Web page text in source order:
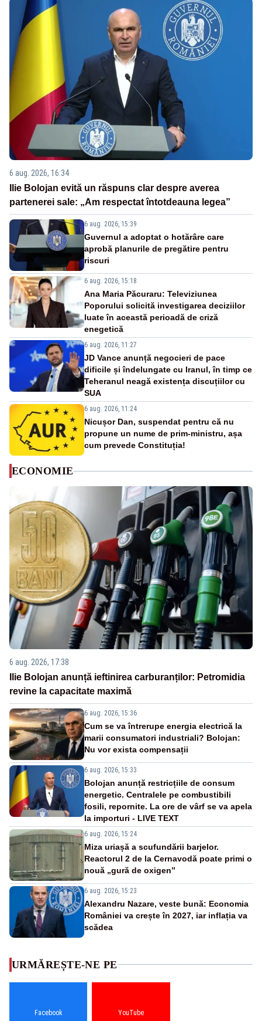
6 aug. 2026, 16:34
Ilie Bolojan evită un răspuns clar despre averea
partenerei sale: „Am respectat întotdeauna legea”
6 aug. 2026, 15:39
Guvernul a adoptat o hotărâre care
aprobă planurile de pregătire pentru
riscuri
6 aug. 2026, 15:18
Ana Maria Păcuraru: Televiziunea
Poporului solicită investigarea deciziilor
luate în această perioadă de criză
enegetică
6 aug. 2026, 11:27
JD Vance anunță negocieri de pace
dificile și îndelungate cu Iranul, în timp ce
Teheranul neagă existența discuțiilor cu
SUA
6 aug. 2026, 11:24
Nicușor Dan, suspendat pentru că nu
propune un nume de prim-ministru, așa
cum prevede Constituția!
ECONOMIE
6 aug. 2026, 17:38
Ilie Bolojan anunță ieftinirea carburanților: Petromidia
revine la capacitate maximă
6 aug. 2026, 15:36
Cum se va întrerupe energia electrică la
marii consumatori industriali? Bolojan:
Nu vor exista compensații
6 aug. 2026, 15:33
Bolojan anunță restricțiile de consum
energetic. Centralele pe combustibili
fosili, repornite. La ore de vârf se va apela
la importuri - LIVE TEXT
6 aug. 2026, 15:24
Miza uriașă a scufundării barjelor.
Reactorul 2 de la Cernavodă poate primi o
nouă „gură de oxigen”
6 aug. 2026, 15:23
Alexandru Nazare, veste bună: Economia
României va crește în 2027, iar inflația va
scădea
URMĂREȘTE-NE PE
Facebook YouTube